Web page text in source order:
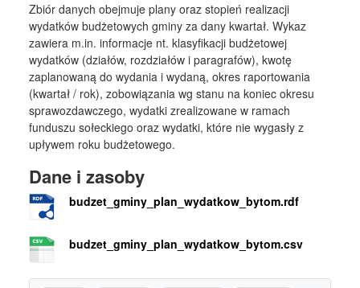
Zbiór danych obejmuje plany oraz stopień realizacji
wydatków budżetowych gminy za dany kwartał. Wykaz
zawiera m.in. informacje nt. klasyfikacji budżetowej
wydatków (działów, rozdziałów i paragrafów), kwotę
zaplanowaną do wydania i wydaną, okres raportowania
(kwartał / rok), zobowiązania wg stanu na koniec okresu
sprawozdawczego, wydatki zrealizowane w ramach
funduszu sołeckiego oraz wydatki, które nie wygasły z
upływem roku budżetowego.
Dane i zasoby
budzet_gminy_plan_wydatkow_bytom.rdf
budzet_gminy_plan_wydatkow_bytom.csv